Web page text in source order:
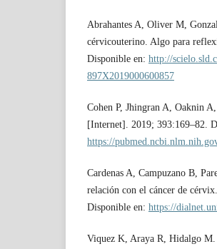
Abrahantes A, Oliver M,
cérvicouterino. Algo para
Disponible en: http://
897X2019000600857
Cohen P, Jhingran A, Oaknin
[Internet]. 2019; 393:169–82.
https://
Cardenas A, Campuzano B,
relación con el cáncer de
Disponible en: https://
Viquez K, Araya R, Hidalgo M.